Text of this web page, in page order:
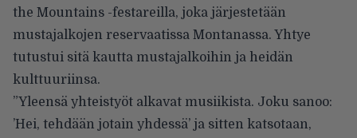
the Mountains -festareilla, joka järjestetään
mustajalkojen reservaatissa Montanassa. Yhtye
tutustui sitä kautta mustajalkoihin ja heidän
kulttuuriinsa.
”Yleensä yhteistyöt alkavat musiikista. Joku sanoo:
’Hei, tehdään jotain yhdessä’ ja sitten katsotaan,